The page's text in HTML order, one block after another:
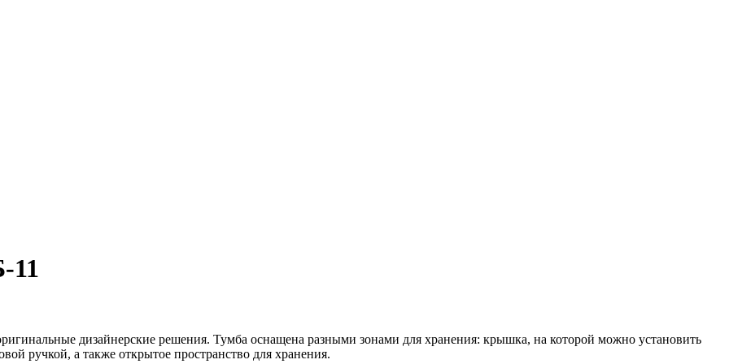
11
дизайнерские решения. Тумба оснащена разными зонами для хранения: крышка, на которой можно установить
ручкой, а также открытое пространство для хранения.